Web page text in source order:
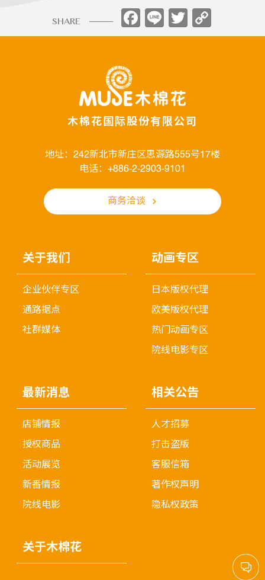
SHARE Facebook
LineTwitter
Link
木棉花国际股份有限公司
地址：242新北市新庄区思源路555号17楼
电话：+886-2-2903-9101
商务洽谈
关于我们
企业伙伴专区
通路据点
社群媒体
动画专区
日本版权代理
欧美版权代理
热门动画专区
院线电影专区
最新消息
店铺情报
授权商品
活动展览
新番情报
院线电影
相关公告
人才招募
打击盗版
客服信箱
著作权声明
隐私权政策
关于木棉花